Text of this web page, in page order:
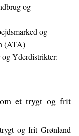
og
og
(ATA)
Yderdistrikter:
om et trygt og frit
og frit Grønland